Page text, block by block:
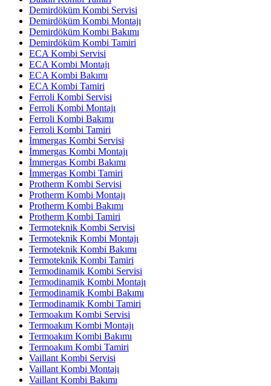
Demirdöküm Kombi Servisi
Demirdöküm Kombi Montajı
Demirdöküm Kombi Bakımı
Demirdöküm Kombi Tamiri
ECA Kombi Servisi
ECA Kombi Montajı
ECA Kombi Bakımı
ECA Kombi Tamiri
Ferroli Kombi Servisi
Ferroli Kombi Montajı
Ferroli Kombi Bakımı
Ferroli Kombi Tamiri
İmmergas Kombi Servisi
İmmergas Kombi Montajı
İmmergas Kombi Bakımı
İmmergas Kombi Tamiri
Protherm Kombi Servisi
Protherm Kombi Montajı
Protherm Kombi Bakımı
Protherm Kombi Tamiri
Termoteknik Kombi Servisi
Termoteknik Kombi Montajı
Termoteknik Kombi Bakımı
Termoteknik Kombi Tamiri
Termodinamik Kombi Servisi
Termodinamik Kombi Montajı
Termodinamik Kombi Bakımı
Termodinamik Kombi Tamiri
Termoakım Kombi Servisi
Termoakım Kombi Montajı
Termoakım Kombi Bakımı
Termoakım Kombi Tamiri
Vaillant Kombi Servisi
Vaillant Kombi Montajı
Vaillant Kombi Bakımı